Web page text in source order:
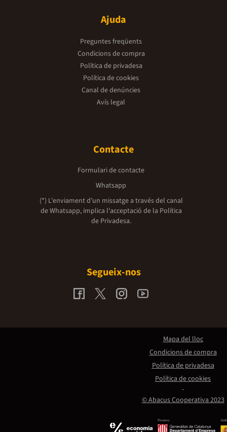
Ajuda
Preguntes freqüents
Condicions de compra
Política de privadesa
Política de cookies
Canal de denúncies
Avís legal
Contacte
Formulari de contacte
Whatsapp
(*) L'enviament d’un missatge a través del canal
de Whatsapp, implica l'acceptació de la Política
de Privadesa.
Segueix-nos
Promou:
© Abacus Cooperativa 2023
Mapa del lloc
Condicions de compra
Política de privadesa
Política de cookies